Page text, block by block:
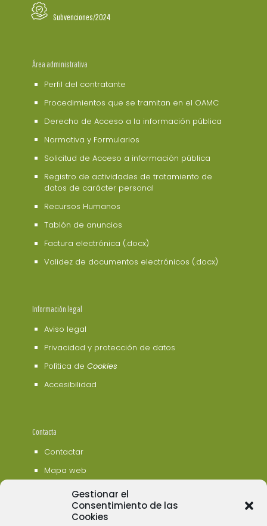
Gestionar el
Consentimiento de las
Cookies
Subvenciones/2024
Área administrativa
Perfil del contratante
Procedimientos que se tramitan en el OAMC
Derecho de Acceso a la información pública
Normativa y Formularios
Solicitud de Acceso a información pública
Registro de actividades de tratamiento de
datos de carácter personal
Recursos Humanos
Tablón de anuncios
Factura electrónica (.docx)
Validez de documentos electrónicos (.docx)
Información legal
Aviso legal
Privacidad y protección de datos
Política de Cookies
Accesibilidad
Contacta
Contactar
Mapa web